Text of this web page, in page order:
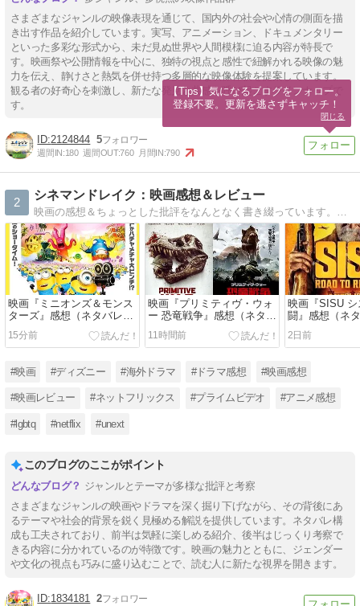
さまざまなジャンルの映像表現を通じて、国内外の社会や心情の側面を描
き出す作品を紹介しています。実写、アニメーション、ドキュメンタリー
といった多彩な形式から、未だ見ぬ世界や人間模様に迫る内容が特長で
す。映画祭や公開情報を中心に、独特の視点と感性で紐解かれる映像の魅
力を伝え、静けさと熱気を併せ持つ多層的な映像体験を提案しています。
観る者の好奇心を刺激し、新たな発見と共感を呼び起こすラインナップで
す。
2124844 5
週間IN:180 週間OUT:760 月間IN:790
2
シネマンドレイク：映画感想＆レビュー
映画の感想＆ちょっとした批評をなんとなく書き綴っています。ネタバレもあるので注意です。
映画『ミニオンズ＆モンス
ターズ』感想（ネタバレ）
…ハリウッド黎明期は楽し
い！
15分前
映画『プリミティヴ・ウォ
ー 恐竜戦争』感想（ネタバ
レ）…戦争よりも恐竜を愛
そう
11時間前
映画『SISU
闘』感想（ネ
SISU2は老人
2日前
#映画 #ディズニー #海外ドラマ #ドラマ感想 #映画感想
#映画レビュー #ネットフリックス #プライムビデオ #アニメ感想
#lgbtq #netflix #unext
このブログのここがポイント
ジャンルとテーマが多様な批評と考察
さまざまなジャンルの映画やドラマを深く掘り下げながら、その背後にあ
るテーマや社会的背景を鋭く見極める解説を提供しています。ネタバレ構
成も工夫されており、前半は気軽に楽しめる紹介、後半はじっくり考察で
きる内容に分かれているのが特徴です。映画の魅力とともに、ジェンダー
や文化の視点も巧みに盛り込むことで、読む人に新たな視界を開きます。
1834181 2
【Tips】気になるブログをフォロー。
登録不要。更新を逃さずキャッチ！
閉じる